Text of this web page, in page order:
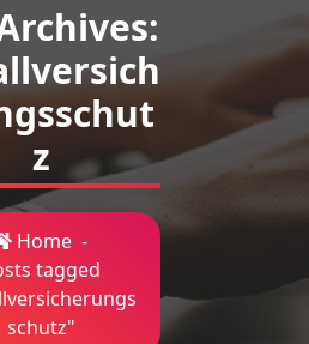
z
Home-
tagged
schutz"